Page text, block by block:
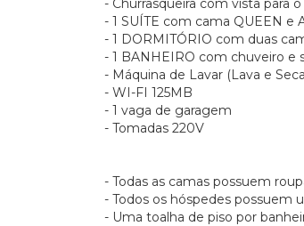
- Churrasqueira com vista para
- 1 SUÍTE com cama QUEEN e
- 1 DORMITÓRIO com duas
- 1 BANHEIRO com chuveiro e
- Máquina de Lavar (Lava e
- WI-FI 125MB
- 1 vaga de garagem
- Tomadas 220V
- Todas as camas possuem
- Todos os hóspedes possuem
- Uma toalha de piso por